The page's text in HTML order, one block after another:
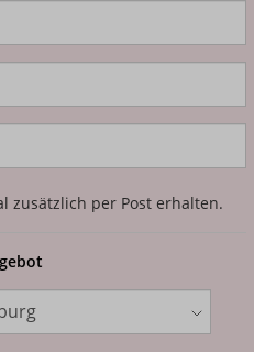
zusätzlich per Post erhalten.